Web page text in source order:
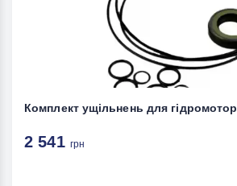
Комплект ущільнень для
2 541 грн